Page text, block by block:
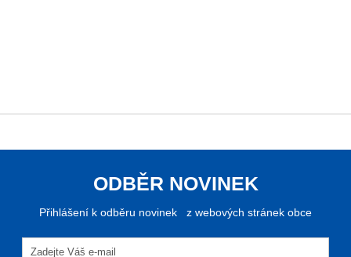
ODBĚR NOVINEK
Přihlášení k odběru novinek z webových stránek obce